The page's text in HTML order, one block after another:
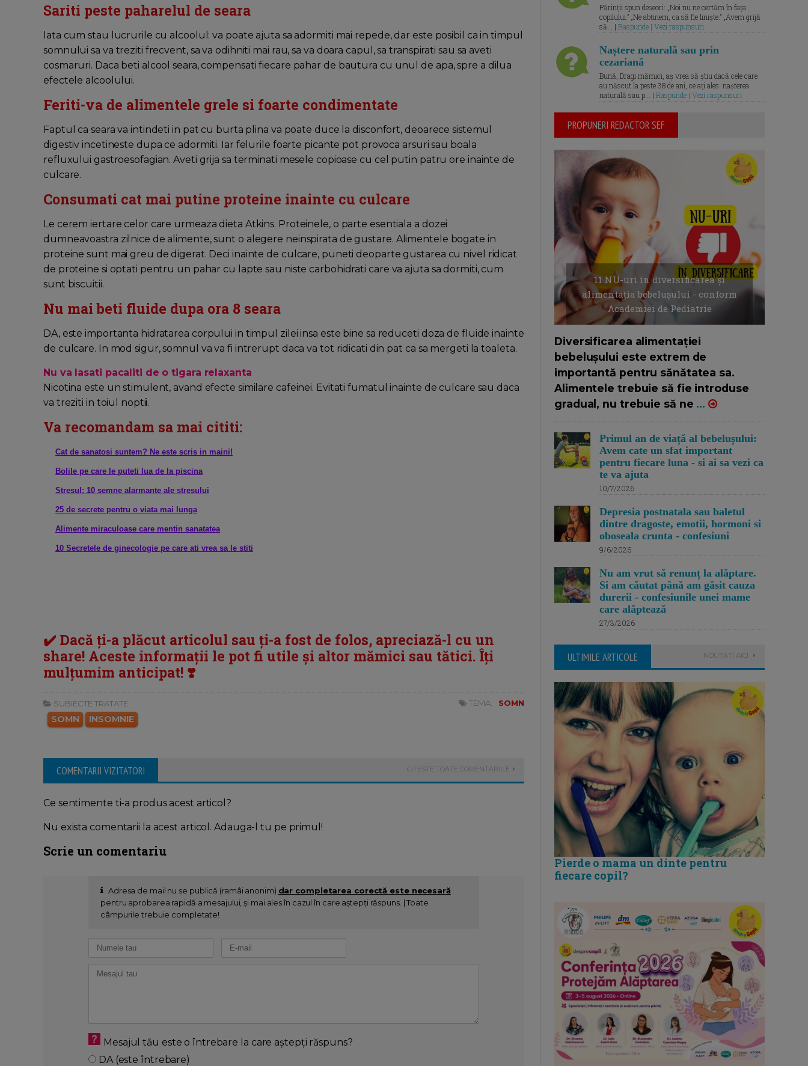
Sariti peste paharelul de seara
Iata cum stau lucrurile cu alcoolul: va poate ajuta sa adormiti mai repede, dar este posibil ca in timpul
somnului sa va treziti frecvent, sa va odihniti mai rau, sa va doara capul, sa transpirati sau sa aveti
cosmaruri. Daca beti alcool seara, compensati fiecare pahar de bautura cu unul de apa, spre a dilua
efectele alcoolului.
Feriti-va de alimentele grele si foarte condimentate
Faptul ca seara va intindeti in pat cu burta plina va poate duce la disconfort, deoarece sistemul
digestiv incetineste dupa ce adormiti. Iar felurile foarte picante pot provoca arsuri sau boala
refluxului gastroesofagian. Aveti grija sa terminati mesele copioase cu cel putin patru ore inainte de
culcare.
Consumati cat mai putine proteine inainte cu culcare
Le cerem iertare celor care urmeaza dieta Atkins. Proteinele, o parte esentiala a dozei
dumneavoastra zilnice de alimente, sunt o alegere neinspirata de gustare. Alimentele bogate in
proteine sunt mai greu de digerat. Deci inainte de culcare, puneti deoparte gustarea cu nivel ridicat
de proteine si optati pentru un pahar cu lapte sau niste carbohidrati care va ajuta sa dormiti, cum
sunt biscuitii.
Nu mai beti fluide dupa ora 8 seara
DA, este importanta hidratarea corpului in timpul zilei insa este bine sa reduceti doza de fluide inainte
de culcare. In mod sigur, somnul va va fi intrerupt daca va tot ridicati din pat ca sa mergeti la toaleta.
Nu va lasati pacaliti de o tigara relaxanta
Nicotina este un stimulent, avand efecte similare cafeinei. Evitati fumatul inainte de culcare sau daca
va treziti in toiul noptii.
Va recomandam sa mai cititi:
Cat de sanatosi suntem? Ne este scris in maini!
Bolile pe care le puteti lua de la piscina
Stresul: 10 semne alarmante ale stresului
25 de secrete pentru o viata mai lunga
Alimente miraculoase care mentin sanatatea
10 Secretele de ginecologie pe care ati vrea sa le stiti
✔️ Dacă ți-a plăcut articolul sau ți-a fost de folos, apreciază-l cu un
share! Aceste informații le pot fi utile și altor mămici sau tătici. Îți
mulțumim anticipat! ❣️
SUBIECTE TRATATE:
SOMN INSOMNIE
TEMA: SOMN
COMENTARII VIZITATORI CITESTE TOATE COMENTARIILE
Ce sentimente ti-a produs acest articol?
Nu exista comentarii la acest articol. Adauga-l tu pe primul!
Scrie un comentariu
Adresa de mail nu se publică (ramâi anonim) dar completarea corectă este necesară
pentru aprobarea rapidă a mesajului, și mai ales în cazul în care aștepți răspuns. | Toate
câmpurile trebuie completate!
Mesajul tău este o întrebare la care aștepți răspuns?
DA (este întrebare)
Părinții spun deseori: „Noi nu ne certăm în fața
copilului.” „Ne abținem, ca să fie liniște.” „Avem grijă
să... | Raspunde | Vezi raspunsuri
Naștere naturală sau prin
cezariană
Bună, Dragi mămici, aș vrea să știu dacă cele care
au născut la peste 38 de ani, ce ați ales: nașterea
naturală sau p... | Raspunde | Vezi raspunsuri
PROPUNERI REDACTOR SEF
11 NU-uri in diversificarea și
alimentația bebelușului - conform
Academiei de Pediatrie
Diversificarea alimentației
bebelușului este extrem de
importantă pentru sănătatea sa.
Alimentele trebuie să fie introduse
gradual, nu trebuie să ne ...
Primul an de viață al bebelușului:
Avem cate un sfat important
pentru fiecare luna - si ai sa vezi ca
te va ajuta
10/7/2026
Depresia postnatala sau baletul
dintre dragoste, emotii, hormoni si
oboseala crunta - confesiuni
9/6/2026
Nu am vrut să renunț la alăptare.
Si am căutat până am găsit cauza
durerii - confesiunile unei mame
care alăptează
27/3/2026
ULTIMILE ARTICOLE NOUTATI AICI
Pierde o mama un dinte pentru
fiecare copil?